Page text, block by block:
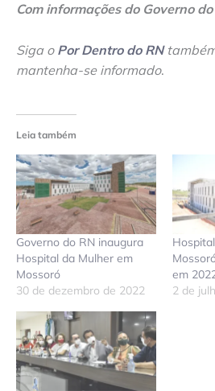
Com informações do Governo do
Siga o Por Dentro do RN
mantenha-se informado.
Leia também
Governo do RN inaugura
Hospital da Mulher em
Mossoró
30 de dezembro de 2022
em
2 de